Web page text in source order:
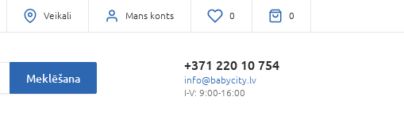
Veikali Mans konts 0 0
Meklēšana
+371 220 10 754
info@babycity.lv
I-V: 9:00-16:00